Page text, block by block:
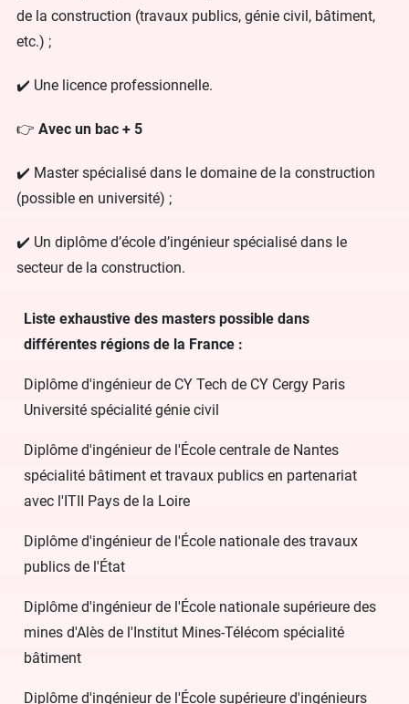
de la construction (travaux publics, génie civil, bâtiment,
etc.) ;
✔️ Une licence professionnelle.
👉 Avec un bac + 5
✔️ Master spécialisé dans le domaine de la construction
(possible en université) ;
✔️ Un diplôme d’école d’ingénieur spécialisé dans le
secteur de la construction.
Liste exhaustive des masters possible dans
différentes régions de la France :
Diplôme d'ingénieur de CY Tech de CY Cergy Paris
Université spécialité génie civil
Diplôme d'ingénieur de l'École centrale de Nantes
spécialité bâtiment et travaux publics en partenariat
avec l'ITII Pays de la Loire
Diplôme d'ingénieur de l'École nationale des travaux
publics de l'État
Diplôme d'ingénieur de l'École nationale supérieure des
mines d'Alès de l'Institut Mines-Télécom spécialité
bâtiment
Diplôme d'ingénieur de l'École supérieure d'ingénieurs